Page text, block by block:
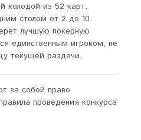
колодой из 52 карт,
столом от 2 до 10.
лучшую покерную
единственным игроком, не
текущей раздачи.
за собой право
проведения конкурса